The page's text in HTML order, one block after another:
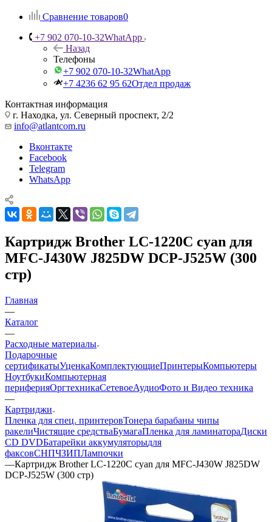
Сравнение товаров0
+7 902 070-10-32WhatApp
Назад
Телефоны
+7 902 070-10-32WhatApp
+7 4236 62 95 62Отдел продаж
Контактная информация
г. Находка, ул. Северный проспект, 2/2
info@atlantcom.ru
Вконтакте
Facebook
Telegram
WhatsApp
Картридж Brother LC-1220C cyan для
MFC-J430W J825DW DCP-J525W (300
стр)
Главная
—
Каталог
—
Расходные материалы
Подарочные
сертификатыУценкаКомплектующиеПринтерыКомпьютеры
НоутбукиКомпьютерная
периферияОргтехникаСетевоеАудиоФото и Видео техника
—
Картриджи
Пленка для спец. принтеровТонера барабаны чипы
ракелиЧистящие средстваБумагаПленка для ламинатораДиски
CD DVDБатарейки аккумуляторыдля
факсовСНПЧЗИПЛампочки
—Картридж Brother LC-1220C cyan для MFC-J430W J825DW
DCP-J525W (300 стр)